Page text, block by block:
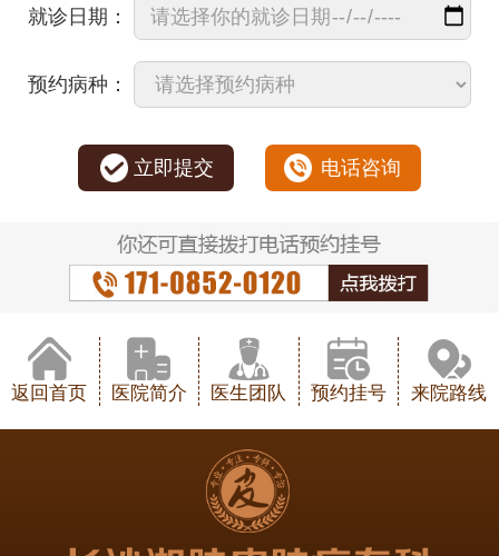
就诊日期：
预约病种：
立即提交 电话咨询
返回首页 医院简介 医生团队 预约挂号 来院路线